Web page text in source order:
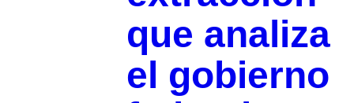
que analiza
el gobierno